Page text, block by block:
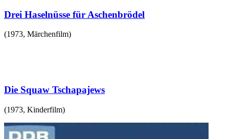
Drei Haselnüsse für Aschenbrödel
(1973, Märchenfilm)
Die Squaw Tschapajews
(1973, Kinderfilm)